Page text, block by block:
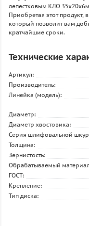
лепестковым КЛО
Приобретая этот продукт,
который позволит вам
кратчайшие сроки.
Технические
Артикул:
Производитель:
Линейка (модель):
Диаметр:
Диаметр хвостовика:
Серия шлифовальной
Толщина:
Зернистость:
Обрабатываемый
ГОСТ:
Крепление:
Тип диска: